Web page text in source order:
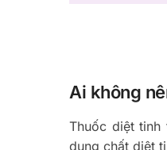
Ai không
Thuốc diệt tinh
dụng chất diệt